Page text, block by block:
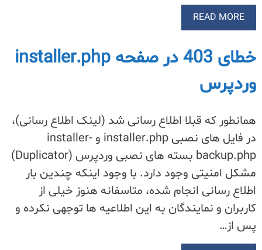
READ MORE
خطای 403 در صفحه installer.php
وردپرس
همانطور که قبلا اطلاع رسانی شد (لینک اطلاع رسانی)،
در فایل های نصبی installer.php و installer-
backup.php بسته های نصبی وردپرس (Duplicator)
مشکل امنیتی وجود دارد. با وجود اینکه چندین بار
اطلاع رسانی انجام شده، متاسفانه هنوز خیلی از
کاربران و نمایندگان به این اطلاعیه ها توجهی نکرده و
پس از…